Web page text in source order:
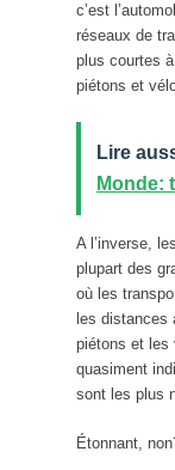
c’est
réseaux de
plus courtes
piétons et
Lire
Monde:
A l’inverse,
plupart des
où les
les distances
piétons et les
quasiment
sont les plus
Étonnant,